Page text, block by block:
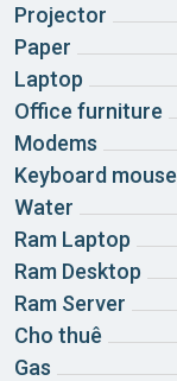
Projector
Paper
Laptop
Office furniture
Modems
Keyboard mouse
Water
Ram Laptop
Ram Desktop
Ram Server
Cho thuê
Gas